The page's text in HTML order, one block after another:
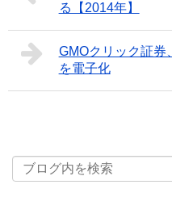
る【2014年】
GMOクリック証券
を電子化